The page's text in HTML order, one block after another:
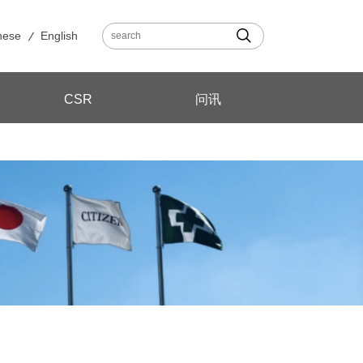
English
CSR 问讯